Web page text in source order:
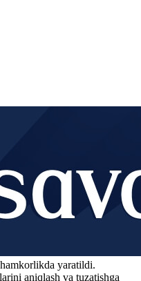
yaratildi.
aniqlash va tuzatishga